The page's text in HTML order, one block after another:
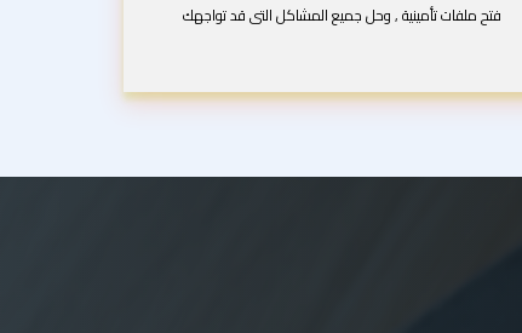
فتح ملفات تأمينية , وحل جميع المشاكل التى قد تواجهك